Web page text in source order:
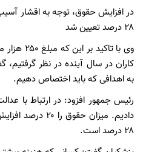
در افزایش حقوق، توجه به اقشار
۲۸ درصد تعیین شد
وی با
کاران در سال آینده در نظر
به اهدافی که باید اختصاص دهیم.
رئیس جمهور افزود: در ارتباط با
دادیم. میزان
۲۸ درصد است.